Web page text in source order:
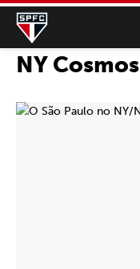
NY Cosmos